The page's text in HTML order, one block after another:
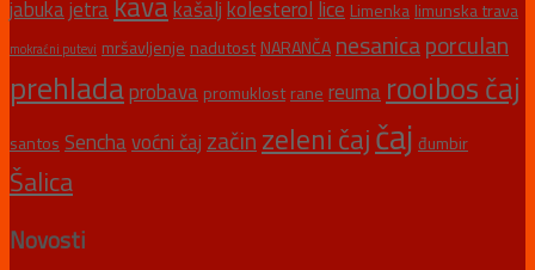
jabukajetra kašaljkolesterollice Limenka limunska trava
mokraćni putevi mršavljenje nadutost NARANČAnesanicaporculan
prehladaprobava promuklost rane reuma rooibos čaj
santos Senchavoćni čajzačinzeleni čajčaj đumbir
Šalica
Novosti